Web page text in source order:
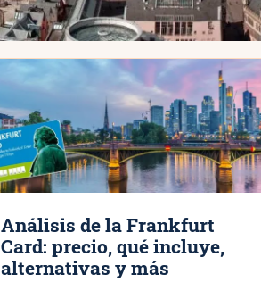
Análisis de la Frankfurt
Card: precio, qué incluye,
alternativas y más